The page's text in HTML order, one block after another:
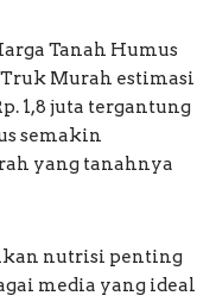
Tanah Humus
Murah estimasi
1,8 juta tergantung
semakin
yang tanahnya
nutrisi penting
media yang ideal